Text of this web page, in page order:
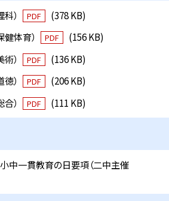
） PDF
(378 KB)
体育）
PDF
(156 KB)
）
PDF
(136 KB)
）
PDF
(206 KB)
）
PDF (111 KB)
中一貫教育の日要項（二中主催